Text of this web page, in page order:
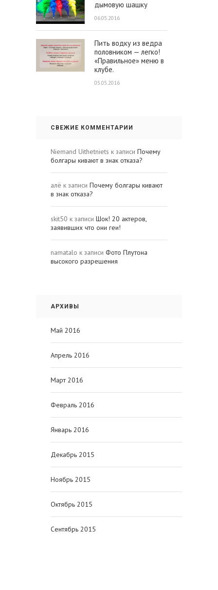
дымовую шашку
06.05.2016
Пить водку из ведра
половником — легко!
«Правильное» меню в
клубе.
05.05.2016
СВЕЖИЕ КОММЕНТАРИИ
Niemand Uithetniets к записи Почему
болгары кивают в знак отказа?
алё к записи Почему болгары кивают
в знак отказа?
skit50 к записи Шок! 20 актеров,
заявивших что они геи!
namatalo к записи Фото Плутона
высокого разрешения
АРХИВЫ
Май 2016
Апрель 2016
Март 2016
Февраль 2016
Январь 2016
Декабрь 2015
Ноябрь 2015
Октябрь 2015
Сентябрь 2015